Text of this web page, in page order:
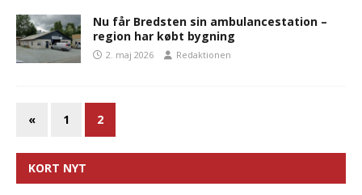
Nu får Bredsten sin ambulancestation –
region har købt bygning
2. maj 2026 Redaktionen
« 1 2
KORT NYT